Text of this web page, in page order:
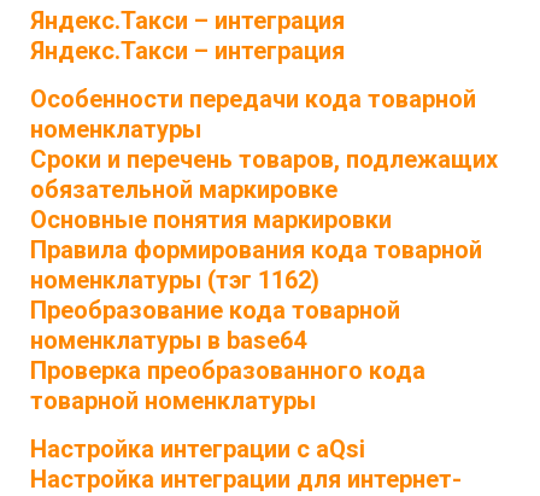
Яндекс.Такси – интеграция
Яндекс.Такси – интеграция
Особенности передачи кода товарной
номенклатуры
Сроки и перечень товаров, подлежащих
обязательной маркировке
Основные понятия маркировки
Правила формирования кода товарной
номенклатуры (тэг 1162)
Преобразование кода товарной
номенклатуры в base64
Проверка преобразованного кода
товарной номенклатуры
Настройка интеграции с aQsi
Настройка интеграции для интернет-